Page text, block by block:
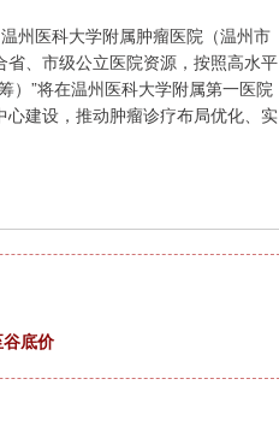
州医科大学附属肿瘤医院（温州市
、市级公立医院资源，按照高水平
）”将在温州医科大学附属第一医院
建设，推动肿瘤诊疗布局优化、实
底价